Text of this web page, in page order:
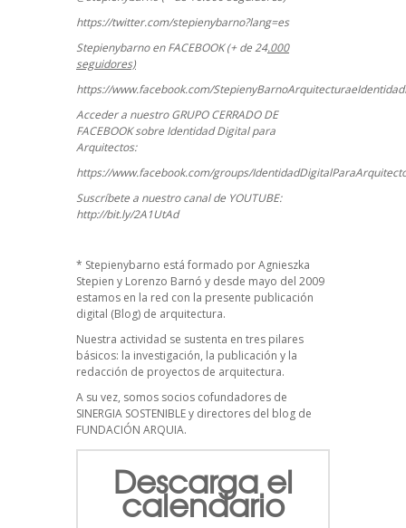
https://twitter.com/stepienybarno?lang=es
Stepienybarno en FACEBOOK (+ de 24.000
seguidores)
https://www.facebook.com/
Acceder a nuestro GRUPO CERRADO DE
FACEBOOK sobre Identidad Digital para
Arquitectos:
https://www.facebook.com/groups/
Suscríbete a nuestro canal de YOUTUBE:
http://bit.ly/2A1UtAd
* Stepienybarno está formado por Agnieszka
Stepien y Lorenzo Barnó y desde mayo del 2009
estamos en la red con la presente publicación
digital (Blog) de arquitectura.
Nuestra actividad se sustenta en tres pilares
básicos: la investigación, la publicación y la
redacción de proyectos de arquitectura.
A su vez, somos socios cofundadores de
SINERGIA SOSTENIBLEy directores del blog de
FUNDACIÓN ARQUIA.
Descarga el
calendario